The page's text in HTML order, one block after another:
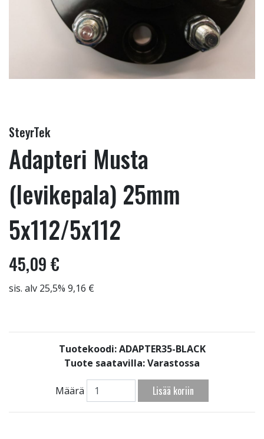
SteyrTek
Adapteri Musta
(levikepala) 25mm
5x112/5x112
45,09 €
sis. alv 25,5% 9,16 €
Tuotekoodi: ADAPTER35-BLACK
Tuote saatavilla:Varastossa
Määrä Lisää koriin